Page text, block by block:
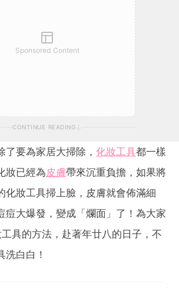
Sponsored Content
CONTINUE READING
了要為家居大掃除， 化妝工具都一樣
妝已經為皮膚帶來沉重負擔，如果將
化妝工具掃上臉，皮膚就會佈滿細
痘大爆發，變成「爛面」了！為大家
具的方法，赴著年廿八的日子，不
洗白白！